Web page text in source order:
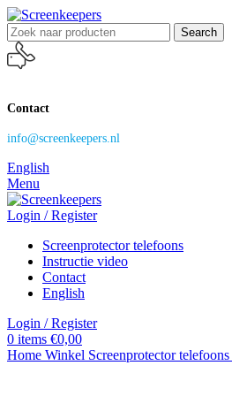
Search
Contact
info@screenkeepers.nl
English
Menu
Login / Register
Screenprotector telefoons
Instructie video
Contact
English
Login / Register
0 items €0,00
Home Winkel Screenprotector telefoons